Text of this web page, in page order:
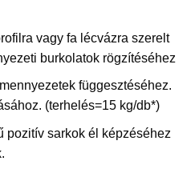
vagy fa lécvázra szerelt
burkolatok rögzítéséhez
függesztéséhez.
(terhelés=15 kg/db*)
pozitív sarkok él képzéséhez